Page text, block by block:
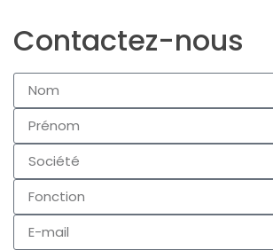
Contactez-nous